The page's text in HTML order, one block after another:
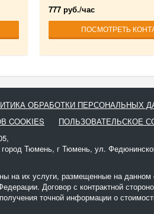
777 руб./час
ПОСМОТРЕТЬ
ОБРАБОТКИ ПЕРСОНАЛЬНЫХ
ПОЛЬЗОВАТЕЛЬСКОЕ
Тюмень, г Тюмень, ул.
на их услуги, размещенные на
Договор с контрактной
точной информации о